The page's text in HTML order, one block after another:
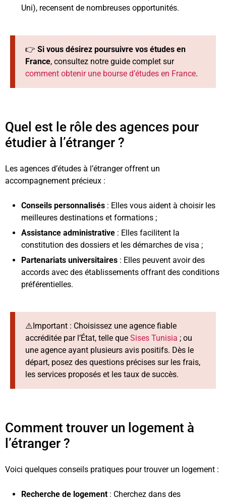
Uni), recensent de nombreuses opportunités.
👉 Si vous désirez poursuivre vos études en
France, consultez notre guide complet sur
comment obtenir une bourse d’études en France.
Quel est le rôle des agences pour
étudier à l’étranger ?
Les agences d’études à l’étranger offrent un
accompagnement précieux :
Conseils personnalisés : Elles vous aident à choisir les
meilleures destinations et formations ;
Assistance administrative : Elles facilitent la
constitution des dossiers et les démarches de visa ;
Partenariats universitaires : Elles peuvent avoir des
accords avec des établissements offrant des conditions
préférentielles.
⚠️Important : Choisissez une agence fiable
accréditée par l’État, telle que Sises Tunisia ; ou
une agence ayant plusieurs avis positifs. Dès le
départ, posez des questions précises sur les frais,
les services proposés et les taux de succès.
Comment trouver un logement à
l’étranger ?
Voici quelques conseils pratiques pour trouver un logement :
Recherche de logement : Cherchez dans des